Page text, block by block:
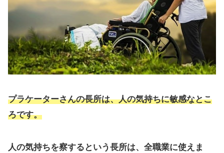
プラケーターさんの長所は、人の気持ちに敏感なとこ
ろです。
人の気持ちを察するという長所は、全職業に使えま